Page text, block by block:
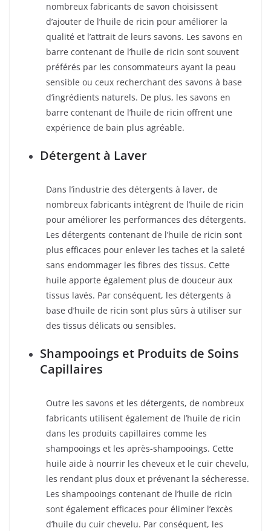
nombreux fabricants de savon choisissent
d’ajouter de l’huile de ricin pour améliorer la
qualité et l’attrait de leurs savons. Les savons en
barre contenant de l’huile de ricin sont souvent
préférés par les consommateurs ayant la peau
sensible ou ceux recherchant des savons à base
d’ingrédients naturels. De plus, les savons en
barre contenant de l’huile de ricin offrent une
expérience de bain plus agréable.
Détergent à Laver
Dans l’industrie des détergents à laver, de
nombreux fabricants intègrent de l’huile de ricin
pour améliorer les performances des détergents.
Les détergents contenant de l’huile de ricin sont
plus efficaces pour enlever les taches et la saleté
sans endommager les fibres des tissus. Cette
huile apporte également plus de douceur aux
tissus lavés. Par conséquent, les détergents à
base d’huile de ricin sont plus sûrs à utiliser sur
des tissus délicats ou sensibles.
Shampooings et Produits de Soins
Capillaires
Outre les savons et les détergents, de nombreux
fabricants utilisent également de l’huile de ricin
dans les produits capillaires comme les
shampooings et les après-shampooings. Cette
huile aide à nourrir les cheveux et le cuir chevelu,
les rendant plus doux et prévenant la sécheresse.
Les shampooings contenant de l’huile de ricin
sont également efficaces pour éliminer l’excès
d’huile du cuir chevelu. Par conséquent, les